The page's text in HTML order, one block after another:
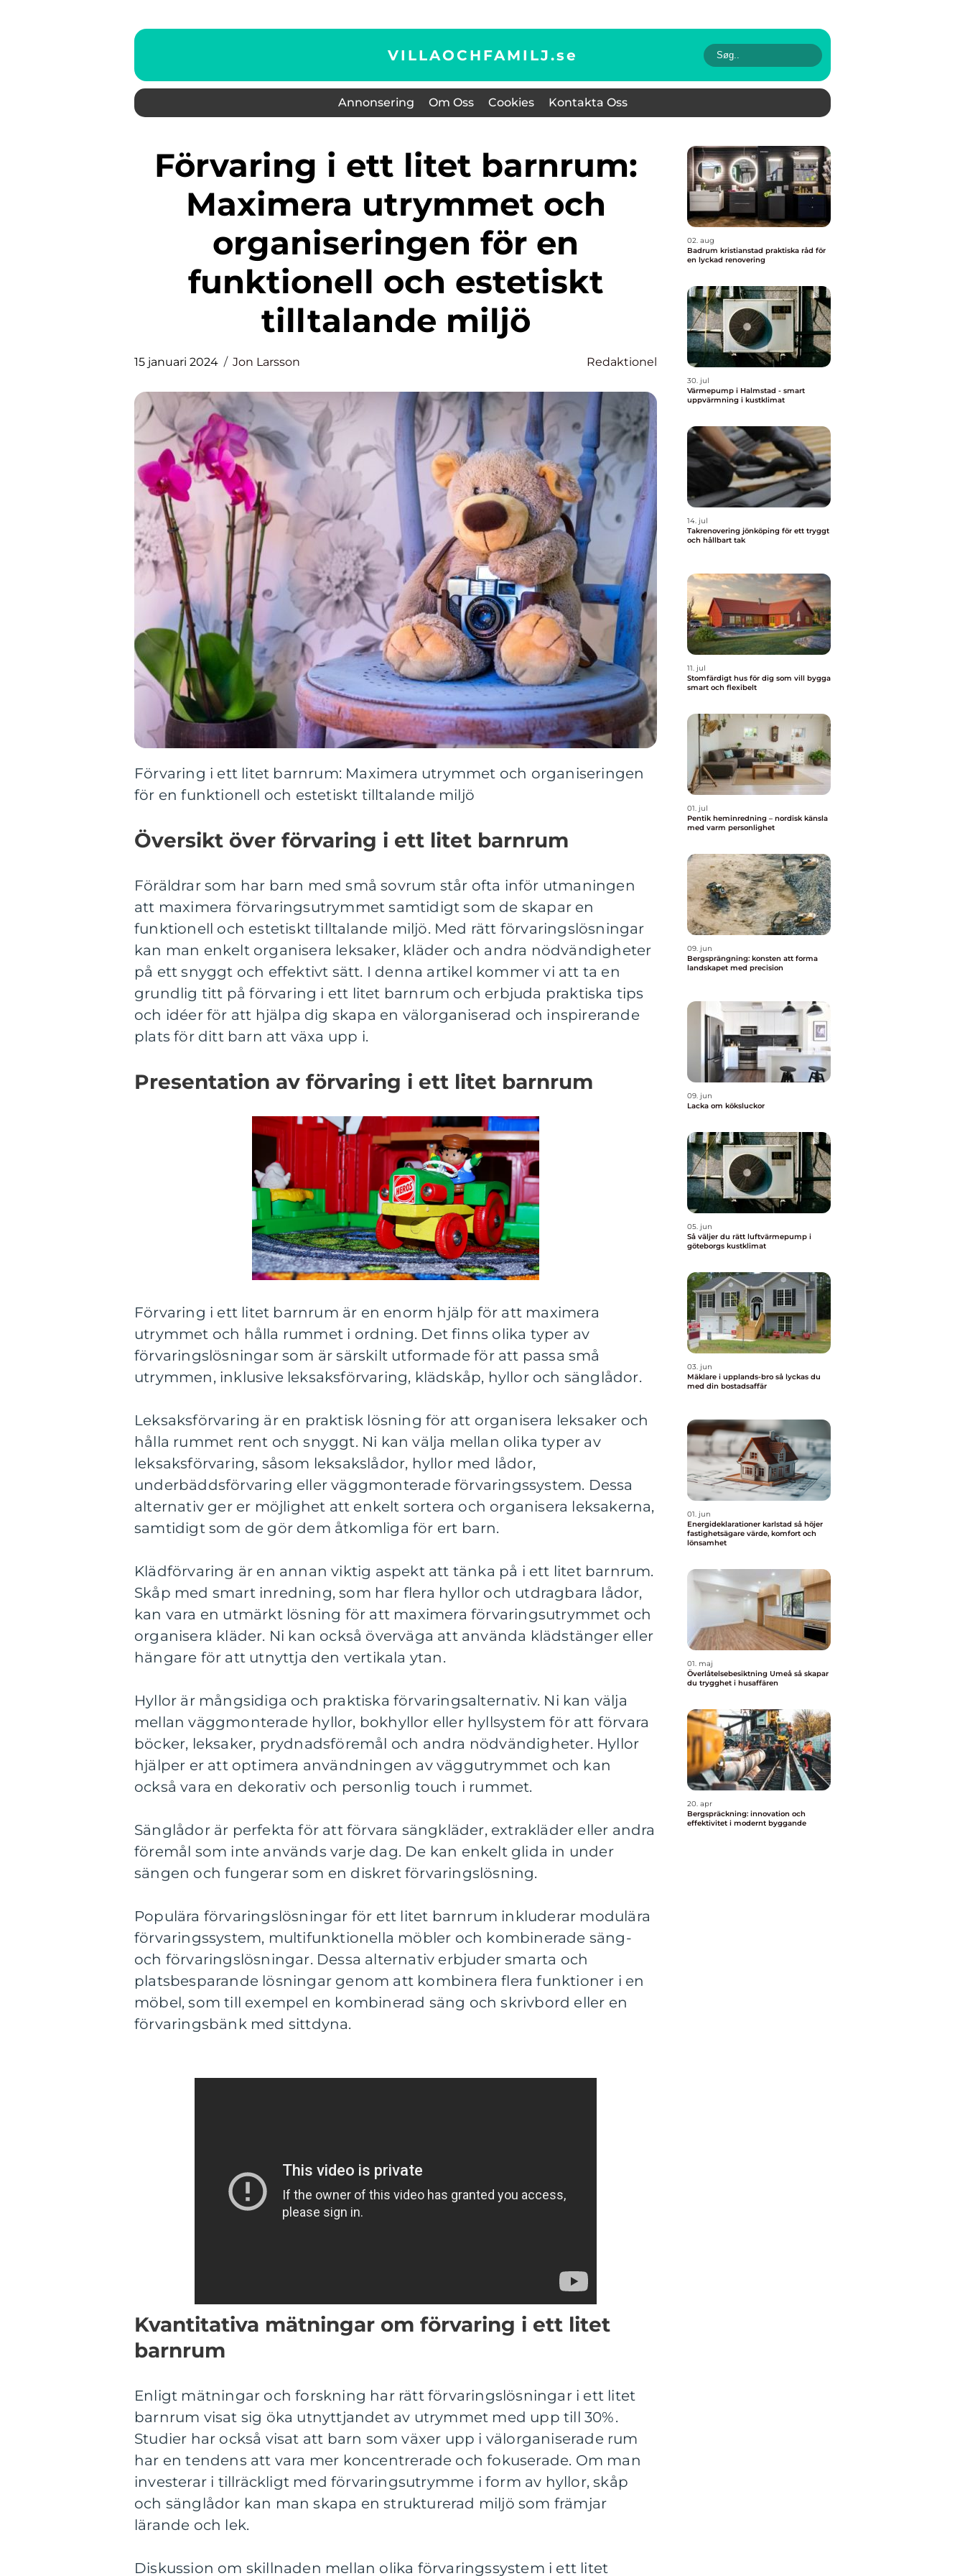
VILLAOCHFAMILJ.se
Annonsering Om Oss Cookies Kontakta Oss
Förvaring i ett litet barnrum:
Maximera utrymmet och
organiseringen för en
funktionell och estetiskt
tilltalande miljö
15 januari 2024 Jon Larsson Redaktionel
Förvaring i ett litet barnrum: Maximera utrymmet och organiseringen
för en funktionell och estetiskt tilltalande miljö
Översikt över förvaring i ett litet barnrum
Föräldrar som har barn med små sovrum står ofta inför utmaningen
att maximera förvaringsutrymmet samtidigt som de skapar en
funktionell och estetiskt tilltalande miljö. Med rätt förvaringslösningar
kan man enkelt organisera leksaker, kläder och andra nödvändigheter
på ett snyggt och effektivt sätt. I denna artikel kommer vi att ta en
grundlig titt på förvaring i ett litet barnrum och erbjuda praktiska tips
och idéer för att hjälpa dig skapa en välorganiserad och inspirerande
plats för ditt barn att växa upp i.
Presentation av förvaring i ett litet barnrum
Förvaring i ett litet barnrum är en enorm hjälp för att maximera
utrymmet och hålla rummet i ordning. Det finns olika typer av
förvaringslösningar som är särskilt utformade för att passa små
utrymmen, inklusive leksaksförvaring, klädskåp, hyllor och sänglådor.
Leksaksförvaring är en praktisk lösning för att organisera leksaker och
hålla rummet rent och snyggt. Ni kan välja mellan olika typer av
leksaksförvaring, såsom leksakslådor, hyllor med lådor,
underbäddsförvaring eller väggmonterade förvaringssystem. Dessa
alternativ ger er möjlighet att enkelt sortera och organisera leksakerna,
samtidigt som de gör dem åtkomliga för ert barn.
Klädförvaring är en annan viktig aspekt att tänka på i ett litet barnrum.
Skåp med smart inredning, som har flera hyllor och utdragbara lådor,
kan vara en utmärkt lösning för att maximera förvaringsutrymmet och
organisera kläder. Ni kan också överväga att använda klädstänger eller
hängare för att utnyttja den vertikala ytan.
Hyllor är mångsidiga och praktiska förvaringsalternativ. Ni kan välja
mellan väggmonterade hyllor, bokhyllor eller hyllsystem för att förvara
böcker, leksaker, prydnadsföremål och andra nödvändigheter. Hyllor
hjälper er att optimera användningen av väggutrymmet och kan
också vara en dekorativ och personlig touch i rummet.
Sänglådor är perfekta för att förvara sängkläder, extrakläder eller andra
föremål som inte används varje dag. De kan enkelt glida in under
sängen och fungerar som en diskret förvaringslösning.
Populära förvaringslösningar för ett litet barnrum inkluderar modulära
förvaringssystem, multifunktionella möbler och kombinerade säng-
och förvaringslösningar. Dessa alternativ erbjuder smarta och
platsbesparande lösningar genom att kombinera flera funktioner i en
möbel, som till exempel en kombinerad säng och skrivbord eller en
förvaringsbänk med sittdyna.
Kvantitativa mätningar om förvaring i ett litet
barnrum
Enligt mätningar och forskning har rätt förvaringslösningar i ett litet
barnrum visat sig öka utnyttjandet av utrymmet med upp till 30%.
Studier har också visat att barn som växer upp i välorganiserade rum
har en tendens att vara mer koncentrerade och fokuserade. Om man
investerar i tillräckligt med förvaringsutrymme i form av hyllor, skåp
och sänglådor kan man skapa en strukturerad miljö som främjar
lärande och lek.
Diskussion om skillnaden mellan olika förvaringssystem i ett litet
02. aug
Badrum kristianstad praktiska råd för
en lyckad renovering
30. jul
Värmepump i Halmstad - smart
uppvärmning i kustklimat
14. jul
Takrenovering jönköping för ett tryggt
och hållbart tak
11. jul
Stomfärdigt hus för dig som vill bygga
smart och flexibelt
01. jul
Pentik heminredning – nordisk känsla
med varm personlighet
09. jun
Bergsprängning: konsten att forma
landskapet med precision
09. jun
Lacka om köksluckor
05. jun
Så väljer du rätt luftvärmepump i
göteborgs kustklimat
03. jun
Mäklare i upplands-bro så lyckas du
med din bostadsaffär
01. jun
Energideklarationer karlstad så höjer
fastighetsägare värde, komfort och
lönsamhet
01. maj
Överlåtelsebesiktning Umeå så skapar
du trygghet i husaffären
20. apr
Bergspräckning: innovation och
effektivitet i modernt byggande